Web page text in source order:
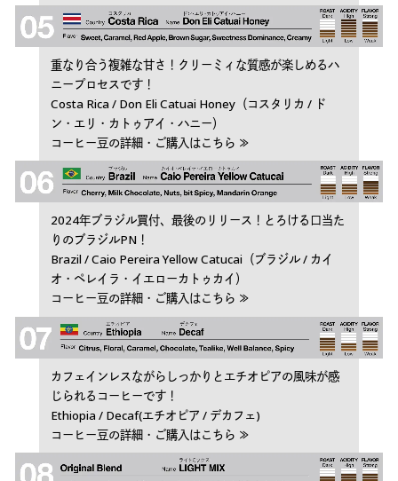
重なり合う複雑な甘さ！クリーミィな質感が楽しめるハ
ニープロセスです！
Costa Rica / Don Eli Catuai Honey（コスタリカ / ド
ン・エリ・カトゥアイ・ハニー）
コーヒー豆の詳細・ご購入はこちら ≫
2024年ブラジル買付、最後のリリース！とろける口当た
りのブラジルPN！
Brazil / Caio Pereira Yellow Catucai（ブラジル / カイ
オ・ペレイラ・イエローカトゥカイ）
コーヒー豆の詳細・ご購入はこちら ≫
カフェインレスながらしっかりとエチオピアの風味が感
じられるコーヒーです！
Ethiopia / Decaf(エチオピア / デカフェ)
コーヒー豆の詳細・ご購入はこちら ≫